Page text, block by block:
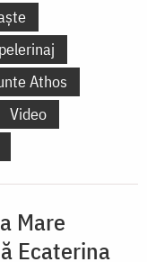
Athos
Video
Mare
Ecaterina